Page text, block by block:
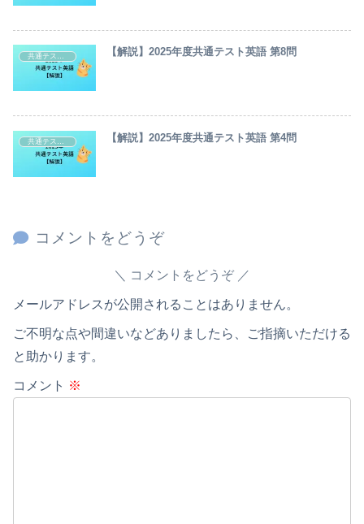
【解説】2025年度共通テスト英語 第8問
共通テスト・センター試験英語解説 【解説】2025年度共通テスト英語 第4問
コメントをどうぞ
コメントをどうぞ
メールアドレスが公開されることはありません。
ご不明な点や間違いなどありましたら、ご指摘いただける
と助かります。
コメント ※